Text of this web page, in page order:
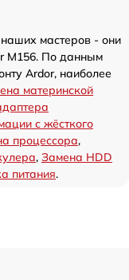
мастеров - они
M156. По данным
Ardor, наиболее
материнской
с жёсткого
процессора,
, Замена HDD
питания.